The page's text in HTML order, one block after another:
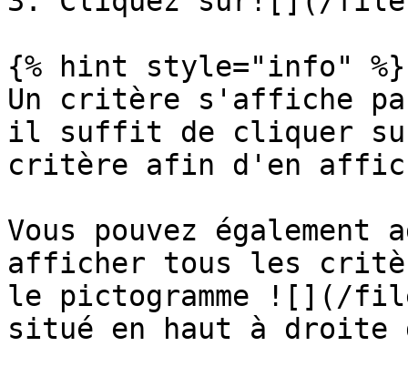
{% hint style="info" %}
Un critère s'affiche
il suffit de cliquer sur
critère afin d'en
Vous pouvez
afficher tous les
le pictogramme ![](/files/
situé en haut à droite